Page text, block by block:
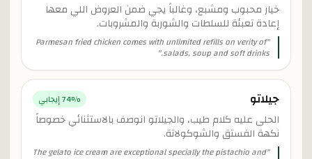
خيار محبوب ومشبع، وغالباً يجي ضمن العروض اللي معها
إعادة تعبئة للسلطات والشوربة والمشروبات.
"
Parmesan fried chicken comes with unlimited refills on verity of
salads, soup and soft drinks.
"
جيلاتو 74% إيجابي
الحلى عليه كلام طيب، والجيلاتو انوصف بالاستثنائي خصوصاً
نكهة الفستق والشوكولاتة.
"
The gelato ice cream are exceptional specially the pistachio and